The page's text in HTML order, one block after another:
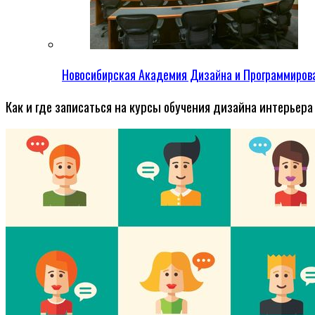
Новосибирская Академия Дизайна и
Как и где записаться на курсы обучения дизайна интерьера